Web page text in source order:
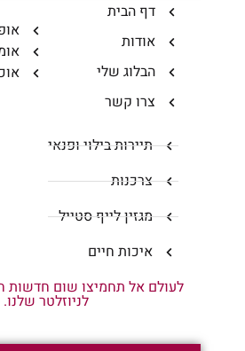
דף הבית
אודות
הבלוג שלי
צרו קשר
תיירות בילוי ופנאי
צרכנות
מגזין לייף סטייל
איכות חיים
לעולם אל תחמיצו שום חדשות
לניוזלטר שלנו.